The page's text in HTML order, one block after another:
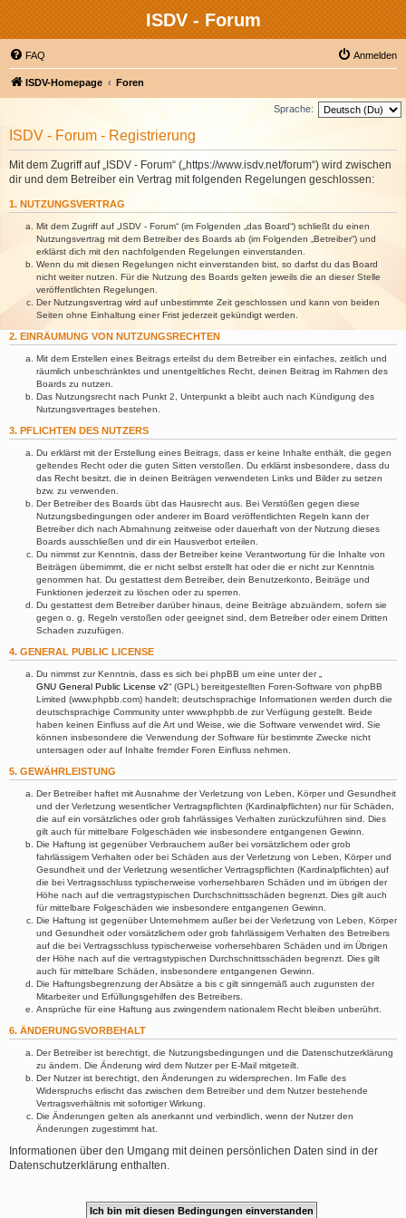
ISDV - Forum
FAQ Anmelden
ISDV-Homepage Foren
Sprache:
ISDV - Forum - Registrierung
Mit dem Zugriff auf „ISDV - Forum“ („https://www.isdv.net/forum“) wird zwischen
dir und dem Betreiber ein Vertrag mit folgenden Regelungen geschlossen:
1. NUTZUNGSVERTRAG
Mit dem Zugriff auf „ISDV - Forum“ (im Folgenden „das Board“) schließt du einen
Nutzungsvertrag mit dem Betreiber des Boards ab (im Folgenden „Betreiber“) und
erklärst dich mit den nachfolgenden Regelungen einverstanden.
Wenn du mit diesen Regelungen nicht einverstanden bist, so darfst du das Board
nicht weiter nutzen. Für die Nutzung des Boards gelten jeweils die an dieser Stelle
veröffentlichten Regelungen.
Der Nutzungsvertrag wird auf unbestimmte Zeit geschlossen und kann von beiden
Seiten ohne Einhaltung einer Frist jederzeit gekündigt werden.
2. EINRÄUMUNG VON NUTZUNGSRECHTEN
Mit dem Erstellen eines Beitrags erteilst du dem Betreiber ein einfaches, zeitlich und
räumlich unbeschränktes und unentgeltliches Recht, deinen Beitrag im Rahmen des
Boards zu nutzen.
Das Nutzungsrecht nach Punkt 2, Unterpunkt a bleibt auch nach Kündigung des
Nutzungsvertrages bestehen.
3. PFLICHTEN DES NUTZERS
Du erklärst mit der Erstellung eines Beitrags, dass er keine Inhalte enthält, die gegen
geltendes Recht oder die guten Sitten verstoßen. Du erklärst insbesondere, dass du
das Recht besitzt, die in deinen Beiträgen verwendeten Links und Bilder zu setzen
bzw. zu verwenden.
Der Betreiber des Boards übt das Hausrecht aus. Bei Verstößen gegen diese
Nutzungsbedingungen oder anderer im Board veröffentlichten Regeln kann der
Betreiber dich nach Abmahnung zeitweise oder dauerhaft von der Nutzung dieses
Boards ausschließen und dir ein Hausverbot erteilen.
Du nimmst zur Kenntnis, dass der Betreiber keine Verantwortung für die Inhalte von
Beiträgen übernimmt, die er nicht selbst erstellt hat oder die er nicht zur Kenntnis
genommen hat. Du gestattest dem Betreiber, dein Benutzerkonto, Beiträge und
Funktionen jederzeit zu löschen oder zu sperren.
Du gestattest dem Betreiber darüber hinaus, deine Beiträge abzuändern, sofern sie
gegen o. g. Regeln verstoßen oder geeignet sind, dem Betreiber oder einem Dritten
Schaden zuzufügen.
4. GENERAL PUBLIC LICENSE
Du nimmst zur Kenntnis, dass es sich bei phpBB um eine unter der „
GNU General Public License v2“ (GPL) bereitgestellten Foren-Software von phpBB
Limited (www.phpbb.com) handelt; deutschsprachige Informationen werden durch die
deutschsprachige Community unter www.phpbb.de zur Verfügung gestellt. Beide
haben keinen Einfluss auf die Art und Weise, wie die Software verwendet wird. Sie
können insbesondere die Verwendung der Software für bestimmte Zwecke nicht
untersagen oder auf Inhalte fremder Foren Einfluss nehmen.
5. GEWÄHRLEISTUNG
Der Betreiber haftet mit Ausnahme der Verletzung von Leben, Körper und Gesundheit
und der Verletzung wesentlicher Vertragspflichten (Kardinalpflichten) nur für Schäden,
die auf ein vorsätzliches oder grob fahrlässiges Verhalten zurückzuführen sind. Dies
gilt auch für mittelbare Folgeschäden wie insbesondere entgangenen Gewinn.
Die Haftung ist gegenüber Verbrauchern außer bei vorsätzlichem oder grob
fahrlässigem Verhalten oder bei Schäden aus der Verletzung von Leben, Körper und
Gesundheit und der Verletzung wesentlicher Vertragspflichten (Kardinalpflichten) auf
die bei Vertragsschluss typischerweise vorhersehbaren Schäden und im übrigen der
Höhe nach auf die vertragstypischen Durchschnittsschäden begrenzt. Dies gilt auch
für mittelbare Folgeschäden wie insbesondere entgangenen Gewinn.
Die Haftung ist gegenüber Unternehmern außer bei der Verletzung von Leben, Körper
und Gesundheit oder vorsätzlichem oder grob fahrlässigem Verhalten des Betreibers
auf die bei Vertragsschluss typischerweise vorhersehbaren Schäden und im Übrigen
der Höhe nach auf die vertragstypischen Durchschnittsschäden begrenzt. Dies gilt
auch für mittelbare Schäden, insbesondere entgangenen Gewinn.
Die Haftungsbegrenzung der Absätze a bis c gilt sinngemäß auch zugunsten der
Mitarbeiter und Erfüllungsgehilfen des Betreibers.
Ansprüche für eine Haftung aus zwingendem nationalem Recht bleiben unberührt.
6. ÄNDERUNGSVORBEHALT
Der Betreiber ist berechtigt, die Nutzungsbedingungen und die Datenschutzerklärung
zu ändern. Die Änderung wird dem Nutzer per E-Mail mitgeteilt.
Der Nutzer ist berechtigt, den Änderungen zu widersprechen. Im Falle des
Widerspruchs erlischt das zwischen dem Betreiber und dem Nutzer bestehende
Vertragsverhältnis mit sofortiger Wirkung.
Die Änderungen gelten als anerkannt und verbindlich, wenn der Nutzer den
Änderungen zugestimmt hat.
Informationen über den Umgang mit deinen persönlichen Daten sind in der
Datenschutzerklärung enthalten.